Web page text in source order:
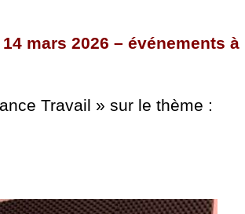
mars 2026 – événements à
Travail » sur le thème :